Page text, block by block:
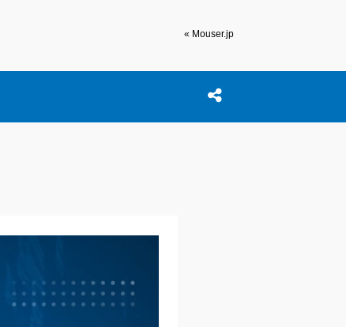
« Mouser.jp
Open search box
この投稿を共有